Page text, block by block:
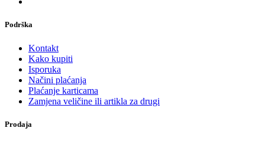
Podrška
Kontakt
Kako kupiti
Isporuka
Načini plaćanja
Plaćanje karticama
Zamjena veličine ili artikla za drugi
Prodaja